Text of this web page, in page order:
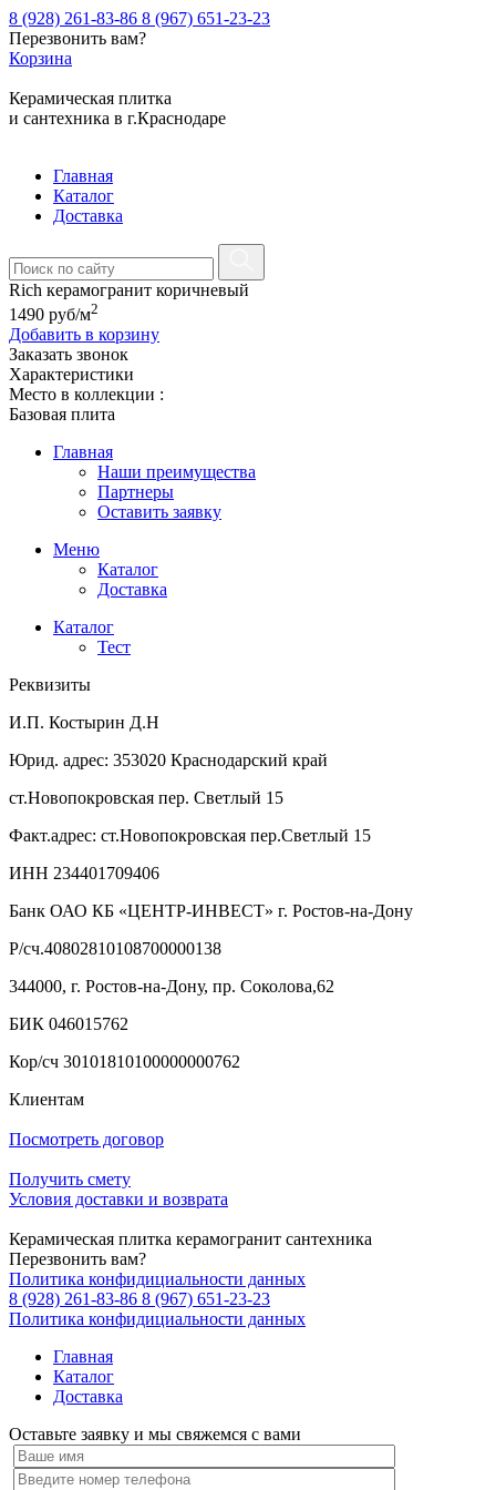
8 (928) 261-83-86 8 (967) 651-23-23
Перезвонить вам?
Корзина
Керамическая плитка
и сантехника в г.Краснодаре
Главная
Каталог
Доставка
Rich керамогранит коричневый
1490 руб/м2
Добавить в корзину
Заказать звонок
Характеристики
Место в коллекции :
Базовая плита
Главная
Наши преимущества
Партнеры
Оставить заявку
Меню
Каталог
Доставка
Каталог
Тест
Реквизиты
И.П. Костырин Д.Н
Юрид. адрес: 353020 Краснодарский край
ст.Новопокровская пер. Светлый 15
Факт.адрес: ст.Новопокровская пер.Светлый 15
ИНН 234401709406
Банк ОАО КБ «ЦЕНТР-ИНВЕСТ» г. Ростов-на-Дону
Р/сч.40802810108700000138
344000, г. Ростов-на-Дону, пр. Соколова,62
БИК 046015762
Кор/сч 30101810100000000762
Клиентам
Посмотреть договор
Получить смету
Условия доставки и возврата
Керамическая плитка керамогранит сантехника
Перезвонить вам?
Политика конфидициальности данных
8 (928) 261-83-86 8 (967) 651-23-23
Политика конфидициальности данных
Главная
Каталог
Доставка
Оставьте заявку и мы свяжемся с вами